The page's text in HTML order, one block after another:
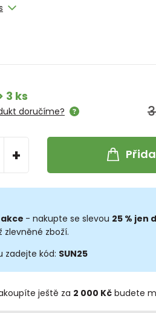
3 ks
doručíme?
+
- nakupte se slevou 25 % jen
zlevněné zboží.
zadejte kód: SUN25
ještě za 2 000 Kčbudete